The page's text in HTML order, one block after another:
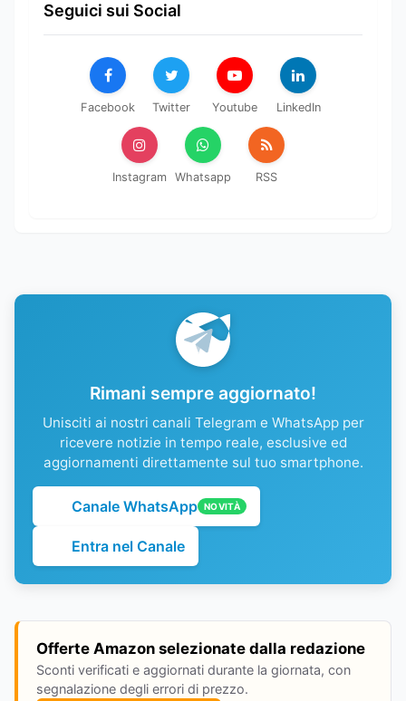
Seguici sui Social
Facebook Twitter Youtube LinkedIn
Instagram Whatsapp RSS
Rimani sempre aggiornato!
Unisciti ai nostri canali Telegram e WhatsApp per
ricevere notizie in tempo reale, esclusive ed
aggiornamenti direttamente sul tuo smartphone.
Canale WhatsApp NOVITÀ
Entra nel Canale
Offerte Amazon selezionate dalla redazione
Sconti verificati e aggiornati durante la giornata, con
segnalazione degli errori di prezzo.